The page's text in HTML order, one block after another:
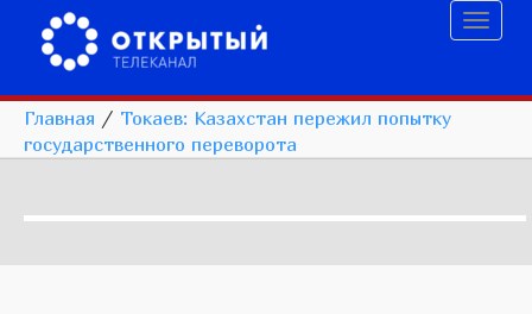
Главная / Токаев: Казахстан пережил попытку
государственного переворота